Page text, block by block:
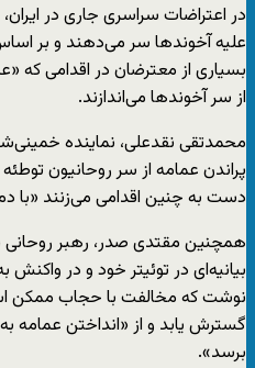
در اعتراضات سراسری جاری در
علیه آخوندها سر می‌دهند و بر
بسیاری از معترضان در اقدامی که
از سر آخوندها می‌اندازند.
محمدتقی نقدعلی، نماینده
پراندن عمامه از سر روحانیون
دست به چنین اقدامی می‌زنند «با
همچنین مقتدی صدر، رهبر روحانی
بیانیه‌ای در توئیتر خود و در واکنش
نوشت که مخالفت با حجاب ممکن
گسترش یابد و از «انداختن عمامه
برسد».